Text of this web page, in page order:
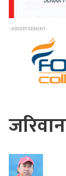
- ADVERTISEMENT -